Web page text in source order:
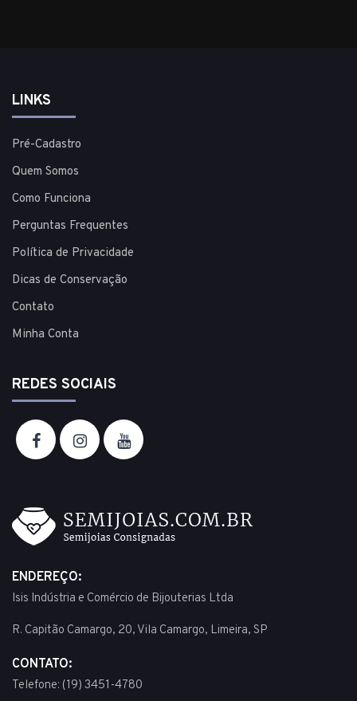
LINKS
Pré-Cadastro
Quem Somos
Como Funciona
Perguntas Frequentes
Política de Privacidade
Dicas de Conservação
Contato
Minha Conta
REDES SOCIAIS
ENDEREÇO:
Isis Indústria e Comércio de Bijouterias Ltda
R. Capitão Camargo, 20, Vila Camargo, Limeira, SP
CONTATO:
Telefone: (19) 3451-4780